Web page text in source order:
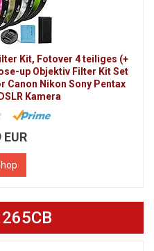
Kit, Fotover 4 teiliges (+
up Objektiv Filter Kit Set
Canon Nikon Sony Pentax
Kamera